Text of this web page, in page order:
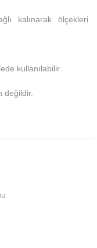
kalınarak ölçekleri
kullanılabilir.
değildir.